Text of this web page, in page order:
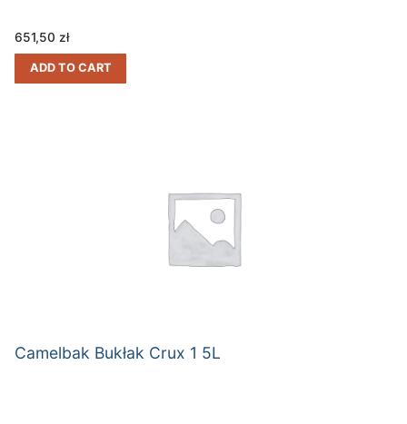
651,50 zł
ADD TO CART
Camelbak Bukłak Crux 1 5L